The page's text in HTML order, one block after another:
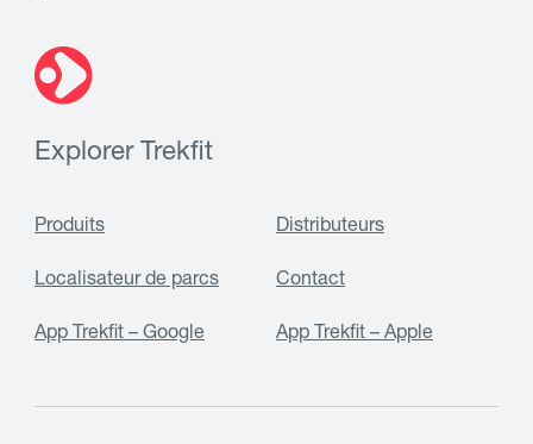
Explorer Trekfit
Produits Distributeurs
Localisateur de parcs Contact
App Trekfit – Google App Trekfit – Apple